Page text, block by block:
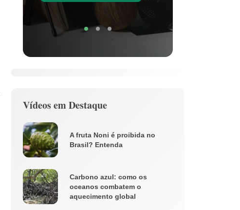
Vídeos em Destaque
A fruta Noni é proibida no
Brasil? Entenda
Carbono azul: como os
oceanos combatem o
aquecimento global